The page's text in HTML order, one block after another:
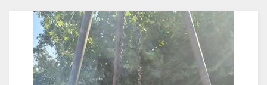
Training
Vorstand
Dokumente